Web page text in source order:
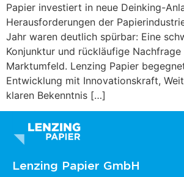
Papier investiert in neue Deinking-
Herausforderungen der
Jahr waren deutlich spürbar: Eine
Konjunktur und rückläufige
Marktumfeld. Lenzing Papier
Entwicklung mit Innovationskraft,
klaren Bekenntnis […]
Lenzing Papier GmbH